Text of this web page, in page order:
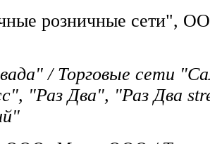
розничные сети",
/ Торговые сети
"Раз Два", "Раз Два